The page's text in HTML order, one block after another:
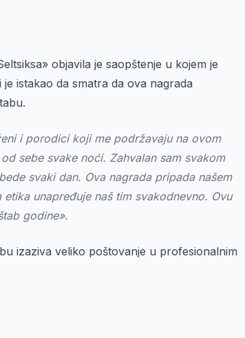
objavila je saopštenje u kojem je
istakao da smatra da ova nagrada
i porodici koji me podržavaju na ovom
sebe svake noći. Zahvalan sam svakom
svaki dan. Ova nagrada pripada našem
unapređuje naš tim svakodnevno. Ovu
godine».
izaziva veliko poštovanje u profesionalnim